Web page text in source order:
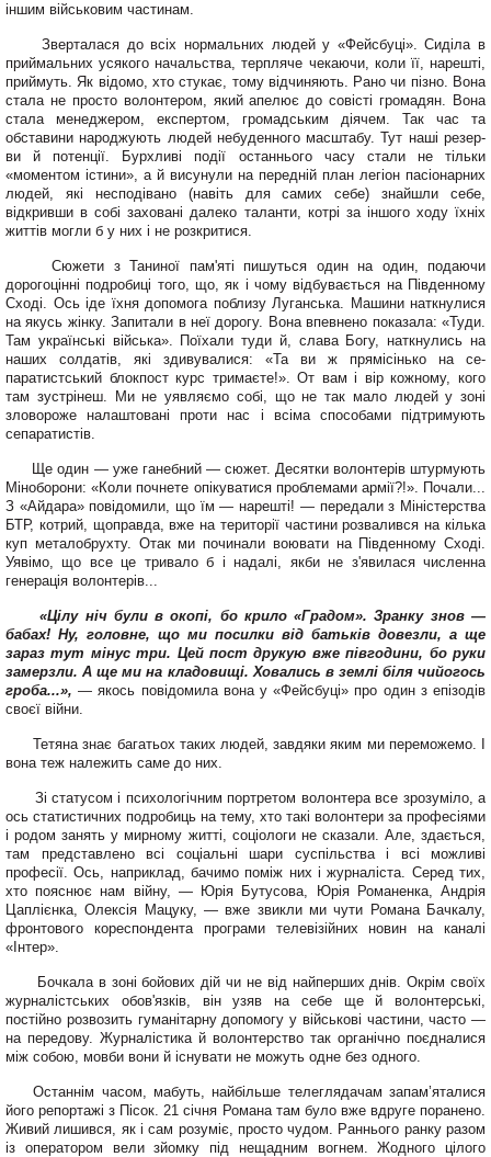
іншим військовим частинам.
Зверталася до всіх нор­мальних людей у «Фейсбуці». Сиділа в
приймальних усяко­го начальства, терпляче че­каючи, коли її, нарешті,
при­ймуть. Як відомо, хто стукає, тому відчиняють. Рано чи пізно. Вона
стала не просто волонтером, який апелює до совісті громадян. Вона
стала менеджером, експер­том, громадським діячем. Так час та
обставини народ­жують людей небуденного масштабу. Тут наші резер­
ви й потенції. Бурхливі події останнього часу стали не тільки
«моментом істини», а й висунули на передній план легіон пасіонарних
людей, які несподівано (навіть для самих себе) знайшли себе,
відкривши в собі заховані да­леко таланти, котрі за іншого ходу їхніх
життів могли б у них і не розкритися.
Сюжети з Таниної пам'яті пишуться один на один, подаючи
дорогоцінні подробиці того, що, як і чому відбувається на Південному
Сході. Ось іде їхня допомо­га поблизу Луганська. Ма­шини наткнулися
на якусь жінку. Запитали в неї до­рогу. Вона впевнено пока­зала: «Туди.
Там українські війська». Поїхали туди й, сла­ва Богу, наткнулись на
наших солдатів, які здивувалися: «Та ви ж прямісінько на се­
паратистський блокпост курс тримаєте!». От вам і вір кож­ному, кого
там зустрінеш. Ми не уявляємо собі, що не так мало людей у зоні
зловоро­же налаштовані проти нас і всіма способами підтримують
сепаратистів.
Ще один — уже ганебний — сюжет. Десятки волонтерів штурмують
Міноборони: «Коли почнете опікуватися про­блемами армії?!». Почали...
З «Айдара» повідомили, що їм — нарешті! — пере­дали з Міністерства
БТР, котрий, щоправда, вже на території частини розвалився на кілька
куп металобрухту. Отак ми починали воювати на Південному Сході.
Уявімо, що все це тривало б і надалі, якби не з'явилася численна
генерація волонтерів...
«Цілу ніч були в окопі, бо крило «Градом». Зранку знов —
бабах! Ну, головне, що ми посилки від батьків довезли, а ще
зараз тут мінус три. Цей пост дру­кую вже півгодини, бо руки
замерзли. А ще ми на кладовищі. Ховались в землі біля чийогось
гро­ба...»,— якось повідомила вона у «Фейсбуці» про один з епізодів
своєї війни.
Тетяна знає багатьох та­ких людей, завдяки яким ми переможемо. І
вона теж на­лежить саме до них.
Зі статусом і психологічним портретом волонтера все зрозуміло, а
ось статистич­них подробиць на тему, хто такі волонтери за професіями
і родом занять у мирному житті, соціологи не сказали. Але, здається,
там пред­ставлено всі соціальні шари суспільства і всі можливі
професії. Ось, наприклад, ба­чимо поміж них і журналіста. Серед тих,
хто пояснює нам війну, — Юрія Бутусо­ва, Юрія Романенка, Андрія
Цаплієнка, Олексія Мацуку, — вже звикли ми чути Ро­мана Бачкалу,
фронтового кореспондента програми телевізійних новин на каналі
«Інтер».
Бочкала в зоні бойових дій чи не від найперших днів. Окрім своїх
журналістських обов'язків, він узяв на себе ще й волонтерські,
постійно роз­возить гуманітарну допомогу у військові частини, часто —
на передову. Журналістика й волонтерство так органічно поєдналися
між собою, мов­би вони й існувати не можуть одне без одного.
Останнім часом, мабуть, найбільше телеглядачам запам’яталися
його репортажі з Пісок. 21 січня Романа там було вже вдруге поранено.
Живий лишився, як і сам розуміє, просто чудом. Ран­нього ранку разом
із операто­ром вели зйомку під нещад­ним вогнем. Жодного цілого